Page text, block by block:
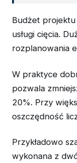
Budżet
usługi cięcia.
rozplanowania
W praktyce
pozwala
20%. Przy
oszczędność
Przykładowo
wykonana z